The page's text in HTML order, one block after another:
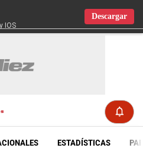
IOS
Descargar
ESTADÍSTICAS